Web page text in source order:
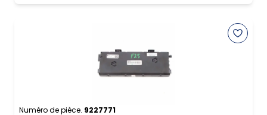
Numéro de pièce. 9227771